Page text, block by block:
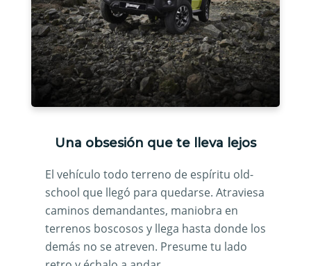
Una obsesión que te lleva lejos
El vehículo todo terreno de espíritu old-
school que llegó para quedarse. Atraviesa
caminos demandantes, maniobra en
terrenos boscosos y llega hasta donde los
demás no se atreven. Presume tu lado